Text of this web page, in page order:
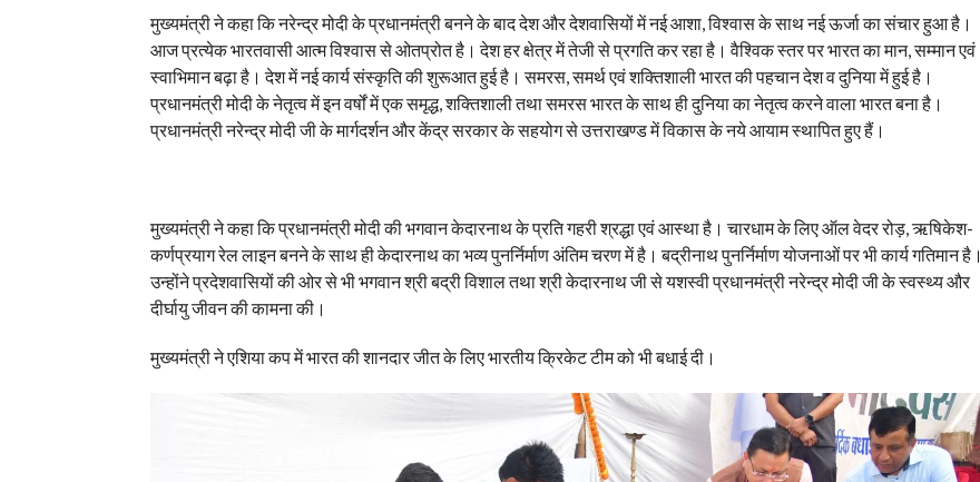
मुख्यमंत्री ने कहा कि नरेन्द्र मोदी के प्रधानमंत्री बनने के बाद देश और देशवासियों में नई आशा, विश्वास के साथ नई ऊर्जा का संचार हुआ है।
आज प्रत्येक भारतवासी आत्म विश्वास से ओतप्रोत है। देश हर क्षेत्र में तेजी से प्रगति कर रहा है। वैश्विक स्तर पर भारत का मान, सम्मान एवं
स्वाभिमान बढ़ा है। देश में नई कार्य संस्कृति की शुरूआत हुई है। समरस, समर्थ एवं शक्तिशाली भारत की पहचान देश व दुनिया में हुई है।
प्रधानमंत्री मोदी के नेतृत्व में इन वर्षों में एक समृद्ध, शक्तिशाली तथा समरस भारत के साथ ही दुनिया का नेतृत्व करने वाला भारत बना है।
प्रधानमंत्री नरेन्द्र मोदी जी के मार्गदर्शन और केंद्र सरकार के सहयोग से उत्तराखण्ड में विकास के नये आयाम स्थापित हुए हैं।
मुख्यमंत्री ने कहा कि प्रधानमंत्री मोदी की भगवान केदारनाथ के प्रति गहरी श्रद्धा एवं आस्था है। चारधाम के लिए ऑल वेदर रोड़, ऋषिकेश-
कर्णप्रयाग रेल लाइन बनने के साथ ही केदारनाथ का भव्य पुनर्निर्माण अंतिम चरण में है। बद्रीनाथ पुनर्निर्माण योजनाओं पर भी कार्य गतिमान है।
उन्होंने प्रदेशवासियों की ओर से भी भगवान श्री बद्री विशाल तथा श्री केदारनाथ जी से यशस्वी प्रधानमंत्री नरेन्द्र मोदी जी के स्वस्थ्य और
दीर्घायु जीवन की कामना की।
मुख्यमंत्री ने एशिया कप में भारत की शानदार जीत के लिए भारतीय क्रिकेट टीम को भी बधाई दी।